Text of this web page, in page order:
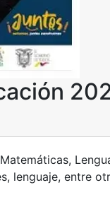
lenguaje, entre